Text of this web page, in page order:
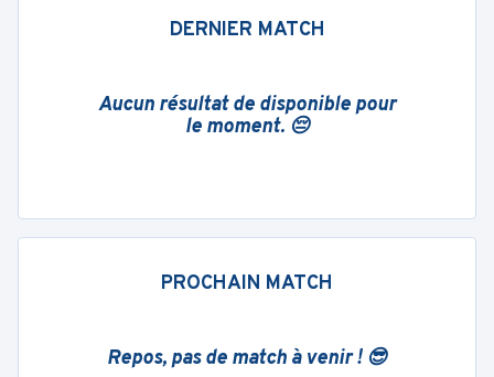
DERNIER MATCH
Aucun résultat de disponible pour
le moment. 😔
PROCHAIN MATCH
Repos, pas de match à venir ! 😎